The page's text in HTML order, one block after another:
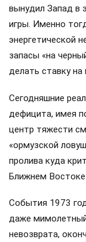
вынудил Запад в
игры. Именно
энергетической
запасы «на
делать ставку
Сегодняшние
дефицита, имея
центр тяжести
«ормузской
пролива куда
Ближнем Востоке
События 1973
даже
невозврата,